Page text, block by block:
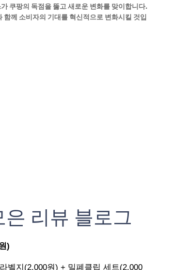
쿠팡의 독점을 뚫고 새로운 변화를 맞이합니다.
함께 소비자의 기대를 혁신적으로 변화시킬 것입
리뷰 블로그
)
벨지(2,000원) + 밀폐클립 세트(2,000